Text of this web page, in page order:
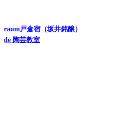
raum戸倉宿（坂井銘醸）
de 陶芸教室